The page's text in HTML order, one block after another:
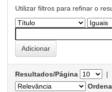
Utilizar filtros para refinar o
Resultados/Página |